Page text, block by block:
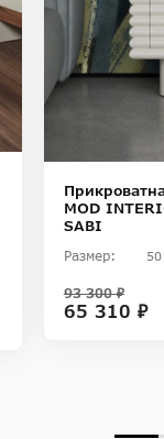
MOD
SABI
Размер: 50
65 310 ₽
93 300 ₽